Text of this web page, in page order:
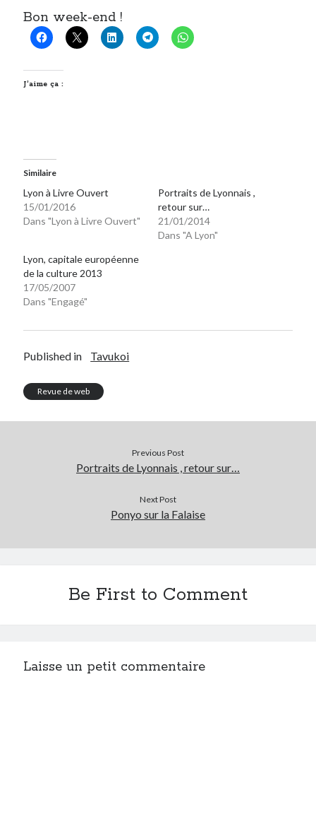
Bon week-end !
J’aime ça :
Similaire
Lyon à Livre Ouvert
15/01/2016
Dans "Lyon à Livre Ouvert"
Portraits de Lyonnais ,
retour sur…
21/01/2014
Dans "A Lyon"
Lyon, capitale européenne
de la culture 2013
17/05/2007
Dans "Engagé"
Published in Tavukoi
Revue de web
Previous Post
Portraits de Lyonnais , retour sur…
Next Post
Ponyo sur la Falaise
Be First to Comment
Laisse un petit commentaire